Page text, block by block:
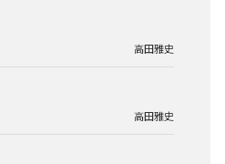
高田雅史
高田雅史